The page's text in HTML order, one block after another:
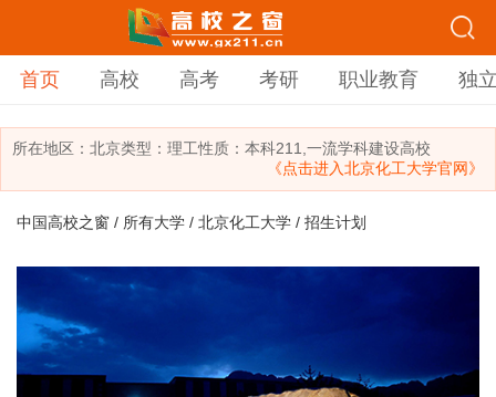
首页 高校 高考 考研 职业教育 独
所在地区： 北京类型： 理工性质：本科211,一流学科建设高校
《点击进入北京化工大学官网》
中国高校之窗 / 所有大学 / 北京化工大学 / 招生计划